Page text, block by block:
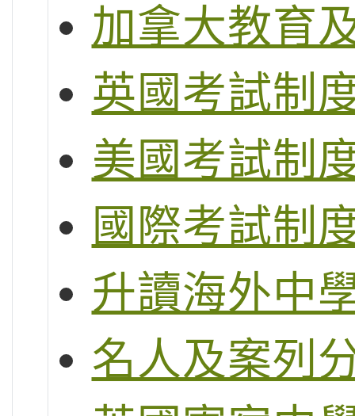
加拿大教育
英國考試制
美國考試制
國際考試制
升讀海外中
名人及案列